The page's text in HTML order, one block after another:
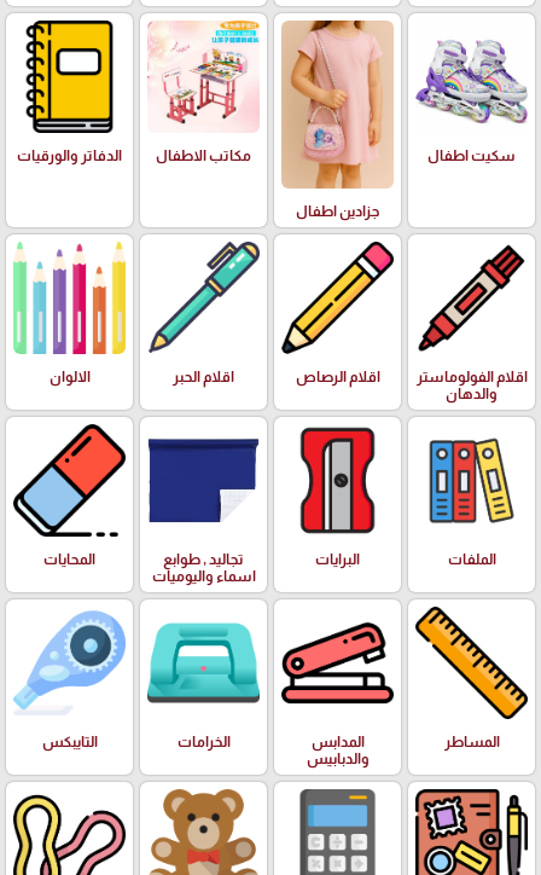
سكيت اطفال
جزادين اطفال
مكاتب الاطفال الدفاتر والورقيات
اقلام الفولوماستر
والدهان
اقلام الرصاص اقلام الحبر الالوان
الملفات البرايات
تجاليد , طوابع
اسماء واليوميات
المحايات
المساطر
المدابس
والدبابيس
الخرامات التايبكس